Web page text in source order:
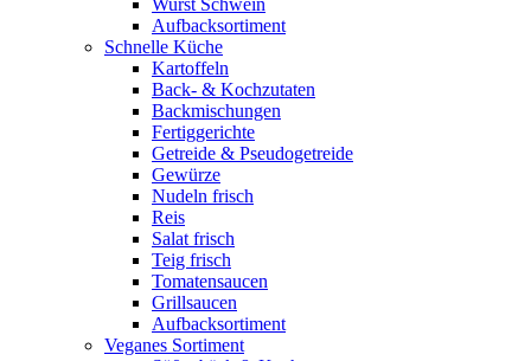
Wurst Schwein
Aufbacksortiment
Schnelle Küche
Kartoffeln
Back- & Kochzutaten
Backmischungen
Fertiggerichte
Getreide & Pseudogetreide
Gewürze
Nudeln frisch
Reis
Salat frisch
Teig frisch
Tomatensaucen
Grillsaucen
Aufbacksortiment
Veganes Sortiment